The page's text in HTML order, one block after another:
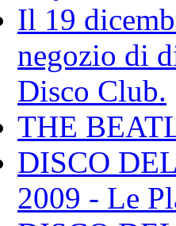
Il 19
negozio di
Disco Club.
THE
DISCO
2009 - Le